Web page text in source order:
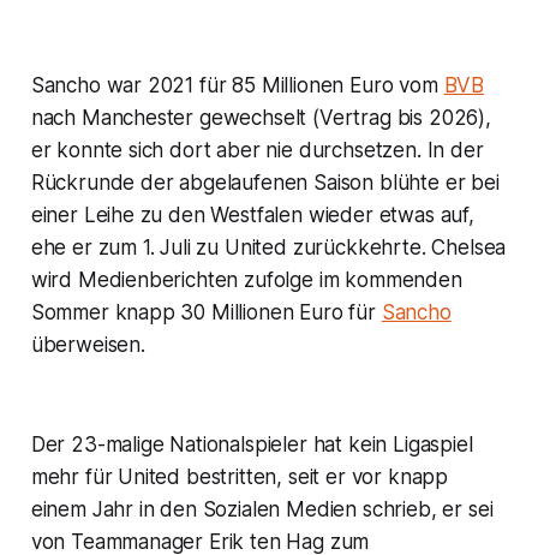
Sancho war 2021 für 85 Millionen Euro vom BVB
nach Manchester gewechselt (Vertrag bis 2026),
er konnte sich dort aber nie durchsetzen. In der
Rückrunde der abgelaufenen Saison blühte er bei
einer Leihe zu den Westfalen wieder etwas auf,
ehe er zum 1. Juli zu United zurückkehrte. Chelsea
wird Medienberichten zufolge im kommenden
Sommer knapp 30 Millionen Euro für Sancho
überweisen.
Der 23-malige Nationalspieler hat kein Ligaspiel
mehr für United bestritten, seit er vor knapp
einem Jahr in den Sozialen Medien schrieb, er sei
von Teammanager Erik ten Hag zum